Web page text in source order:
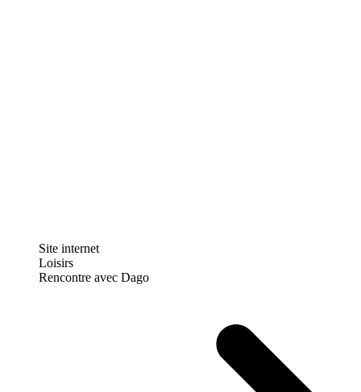
Site internet
Loisirs
Rencontre avec Dago